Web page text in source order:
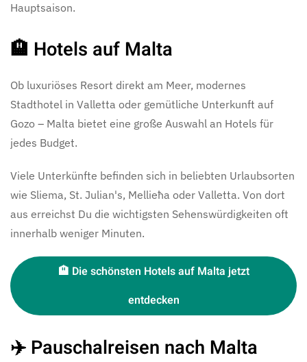
Hauptsaison.
🏨 Hotels auf Malta
Ob luxuriöses Resort direkt am Meer, modernes
Stadthotel in Valletta oder gemütliche Unterkunft auf
Gozo – Malta bietet eine große Auswahl an Hotels für
jedes Budget.
Viele Unterkünfte befinden sich in beliebten Urlaubsorten
wie Sliema, St. Julian's, Mellieħa oder Valletta. Von dort
aus erreichst Du die wichtigsten Sehenswürdigkeiten oft
innerhalb weniger Minuten.
🏨 Die schönsten Hotels auf Malta jetzt
entdecken
✈️ Pauschalreisen nach Malta